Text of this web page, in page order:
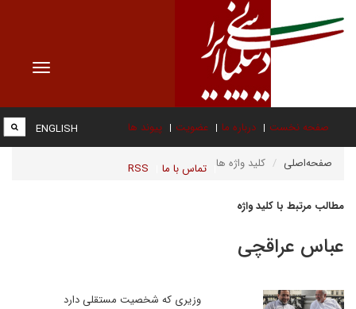
Toggle
صفحه نخست درباره ما عضویت پیوند ها
تماس با ما RSS
ENGLISH
صفحه‌اصلی کلید واژه ها
مطالب مرتبط با کلید واژه
عباس عراقچی
وزیری که شخصیت مستقلی دارد